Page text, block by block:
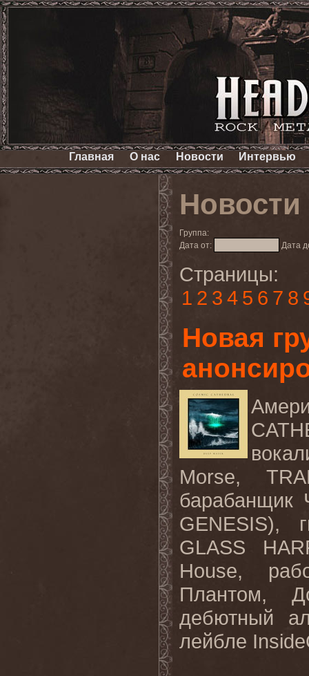
Главная О нас Новости Интервью
Новости
Группа:
Дата от:
Дата
Страницы:
1 2 3 4 5 6 7 8
Новая
Morse,
барабанщик
GENESIS),
GLASS
House,
Плантом,
дебютный
лейбле